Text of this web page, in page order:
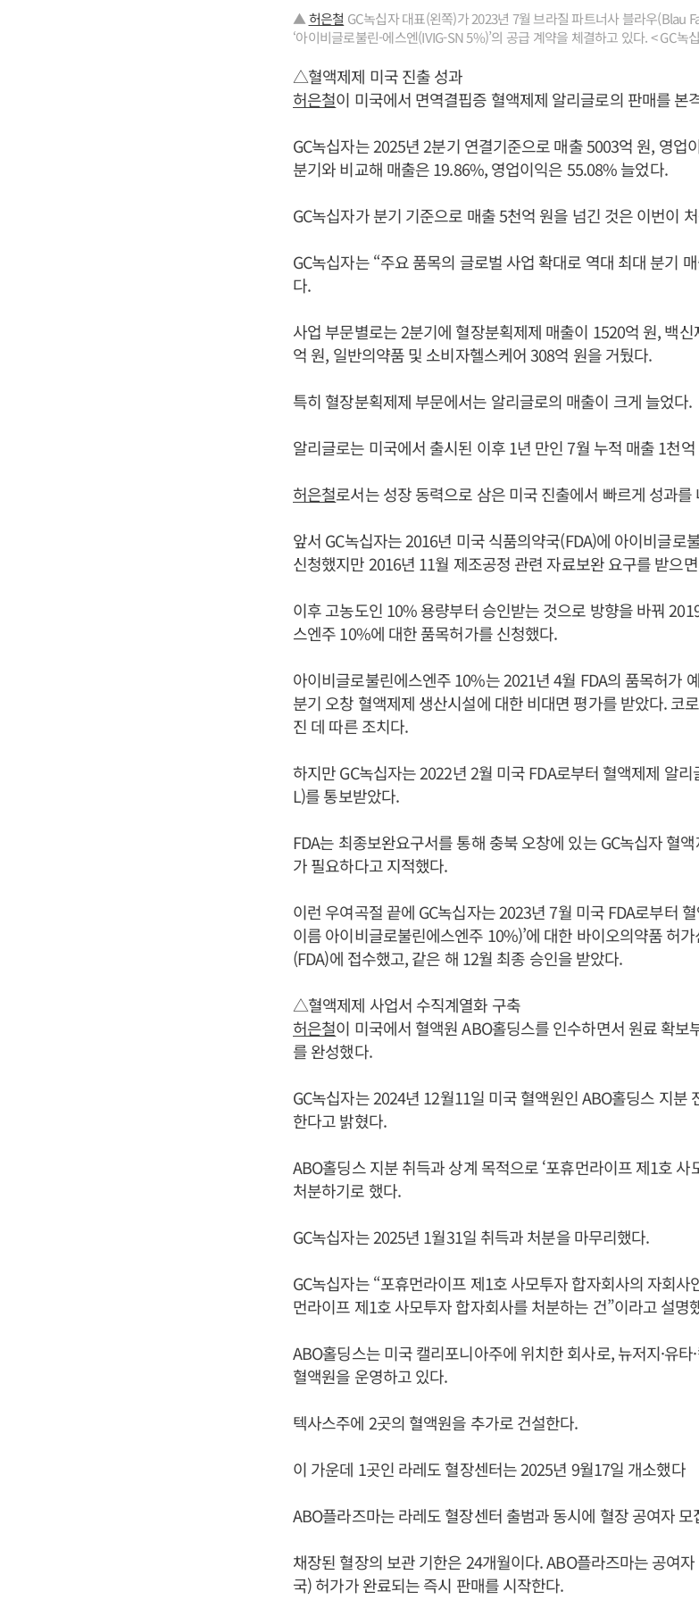
▲허은철 GC녹십자 대표(왼쪽)가 2023년 7월 브라질 파트너사 블라우(Blau
‘아이비글로불린-에스엔(IVIG-SN 5%)’의 공급 계약을 체결하고 있다. < GC녹
△혈액제제 미국 진출 성과
허은철이 미국에서 면역결핍증 혈액제제 알리글로의 판매를 본
GC녹십자는 2025년 2분기 연결기준으로 매출 5003억 원, 영업
분기와 비교해 매출은 19.86%, 영업이익은 55.08% 늘었다.
GC녹십자가 분기 기준으로 매출 5천억 원을 넘긴 것은 이번이
GC녹십자는 “주요 품목의 글로벌 사업 확대로 역대 최대 분기
다.
사업 부문별로는 2분기에 혈장분획제제 매출이 1520억 원, 백
억 원, 일반의약품 및 소비자헬스케어 308억 원을 거뒀다.
특히 혈장분획제제 부문에서는 알리글로의 매출이 크게 늘었다.
알리글로는 미국에서 출시된 이후 1년 만인 7월 누적 매출 1천
허은철로서는 성장 동력으로 삼은 미국 진출에서 빠르게 성과를
앞서 GC녹십자는 2016년 미국 식품의약국(FDA)에 아이비글로
신청했지만 2016년 11월 제조공정 관련 자료보완 요구를 받으
이후 고농도인 10% 용량부터 승인받는 것으로 방향을 바꿔
스엔주 10%에 대한 품목허가를 신청했다.
아이비글로불린에스엔주 10%는 2021년 4월 FDA의 품목허가
분기 오창 혈액제제 생산시설에 대한 비대면 평가를 받았다. 코
진 데 따른 조치다.
하지만 GC녹십자는 2022년 2월 미국 FDA로부터 혈액제제 알
L)를 통보받았다.
FDA는 최종보완요구서를 통해 충북 오창에 있는 GC녹십자 혈
가 필요하다고 지적했다.
이런 우여곡절 끝에 GC녹십자는 2023년 7월 미국 FDA로부터
이름 아이비글로불린에스엔주 10%)’에 대한 바이오의약품 허
(FDA)에 접수했고, 같은 해 12월 최종 승인을 받았다.
△혈액제제 사업서 수직계열화 구축
허은철이 미국에서 혈액원 ABO홀딩스를 인수하면서 원료 확보
를 완성했다.
GC녹십자는 2024년 12월11일 미국 혈액원인 ABO홀딩스 지분
한다고 밝혔다.
ABO홀딩스 지분 취득과 상계 목적으로 ‘포휴먼라이프 제1호 사
처분하기로 했다.
GC녹십자는 2025년 1월31일 취득과 처분을 마무리했다.
GC녹십자는 “포휴먼라이프 제1호 사모투자 합자회사의 자회
먼라이프 제1호 사모투자 합자회사를 처분하는 건”이라고 설명
ABO홀딩스는 미국 캘리포니아주에 위치한 회사로, 뉴저지·유
혈액원을 운영하고 있다.
텍사스주에 2곳의 혈액원을 추가로 건설한다.
이 가운데 1곳인 라레도 혈장센터는 2025년 9월17일 개소했다
ABO플라즈마는 라레도 혈장센터 출범과 동시에 혈장 공여자
채장된 혈장의 보관 기한은 24개월이다. ABO플라즈마는 공여
국) 허가가 완료되는 즉시 판매를 시작한다.